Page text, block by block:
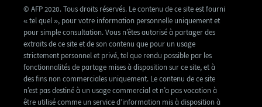
© AFP 2020. Tous droits réservés. Le contenu de ce site est fourni
« tel quel », pour votre information personnelle uniquement et
pour simple consultation. Vous n’êtes autorisé à partager des
extraits de ce site et de son contenu que pour un usage
strictement personnel et privé, tel que rendu possible par les
fonctionnalités de partage mises à disposition sur ce site, et à
des fins non commerciales uniquement. Le contenu de ce site
n’est pas destiné à un usage commercial et n’a pas vocation à
être utilisé comme un service d’information mis à disposition à